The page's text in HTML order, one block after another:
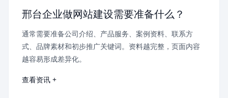
邢台企业做网站建设需要准备什么？
通常需要准备公司介绍、产品服务、案例资料、联系方
式、品牌素材和初步推广关键词。资料越完整，页面内容
越容易形成差异化。
查看资讯 +